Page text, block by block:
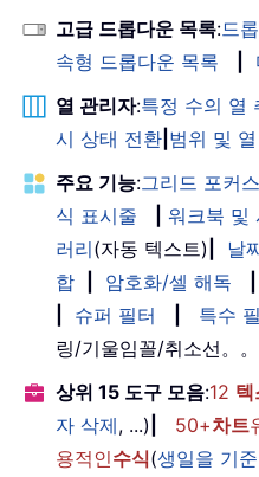
고급 드롭다운 목록:드
속형 드롭다운 목록
열 관리자:특정 수의 열
시 상태 전환 범위 및
주요 기능:그리드 포커스
식 표시줄
워크북 및
러리(자동 텍스트) 날
합
암호화/셀 해독
슈퍼 필터 특수
링/기울임꼴/취소선。。
상위 15 도구 모음:12
자 삭제, ...) 50+차트
용적인수식(생일을 기